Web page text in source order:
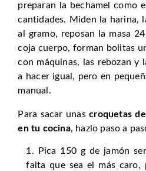
preparan la bechamel como
cantidades. Miden la harina,
al gramo, reposan la masa
coja cuerpo, forman bolitas
con máquinas, las rebozan y
a hacer igual, pero en
manual.
Para sacar unascroquetas
en tu cocina, hazlo paso a
Pica 150 g de jamón
falta que sea el más caro,